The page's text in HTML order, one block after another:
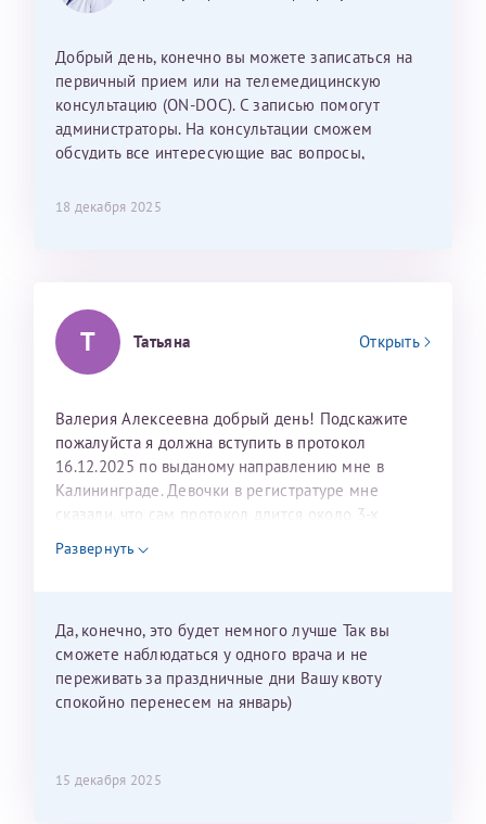
Наталью Викторовну. Тоже очень душевный человек.
лёгкое и простое. Вообще в данной клинике весь
персонал очень вежливый и чуткий, прям приятно
находиться. Мы собираемся туда ещё за вторым
ребёнком, и конечно же только к Ринату
Рафаильевичу, нашему волшебнику, без каких либо
26 июля 2026
Добрый день, конечно вы можете записаться на
первичный прием или на телемедицинскую
консультацию (ON-DOC). С записью помогут
администраторы. На консультации сможем
обсудить все интересующие вас вопросы,
18 декабря 2025
Т Татьяна Открыть
Валерия Алексеевна добрый день! Подскажите
пожалуйста я должна вступить в протокол
16.12.2025 по выданому направлению мне в
Калининграде. Девочки в регистратуре мне
сказали, что сам протокол длится около 3-х
недель и 3 недели я должна находится в Питере.
Можно мне новый год провести в Калининграде и
Развернуть
Да, конечно, это будет немного лучше Так вы
сможете наблюдаться у одного врача и не
переживать за праздничные дни Вашу квоту
спокойно перенесем на январь)
15 декабря 2025